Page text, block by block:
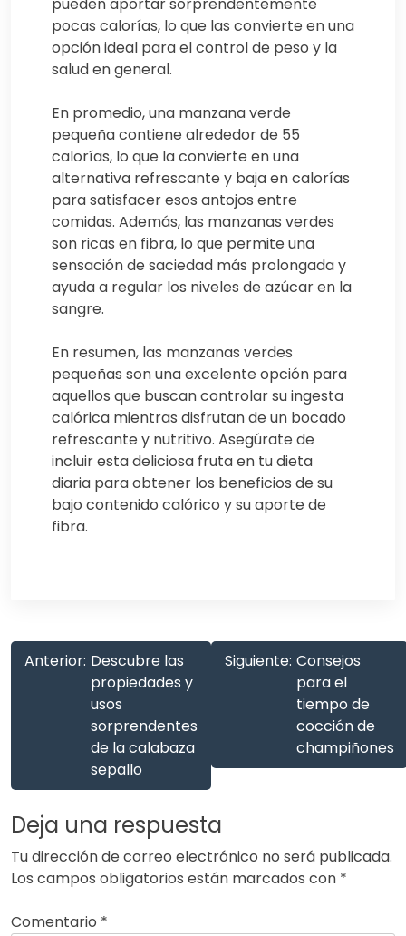
pocas calorías, lo que las convierte en una
opción ideal para el control de peso y la
salud en general.
En promedio, una manzana verde
pequeña contiene alrededor de 55
calorías, lo que la convierte en una
alternativa refrescante y baja en calorías
para satisfacer esos antojos entre
comidas. Además, las manzanas verdes
son ricas en fibra, lo que permite una
sensación de saciedad más prolongada y
ayuda a regular los niveles de azúcar en la
sangre.
En resumen, las manzanas verdes
pequeñas son una excelente opción para
aquellos que buscan controlar su ingesta
calórica mientras disfrutan de un bocado
refrescante y nutritivo. Asegúrate de
incluir esta deliciosa fruta en tu dieta
diaria para obtener los beneficios de su
bajo contenido calórico y su aporte de
fibra.
Anterior: Descubre las
propiedades y
usos
sorprendentes
de la calabaza
sepallo
Siguiente: Consejos
para el
tiempo de
cocción de
champiñones
Deja una respuesta
Tu dirección de correo electrónico no será publicada.
Los campos obligatorios están marcados con *
Comentario *